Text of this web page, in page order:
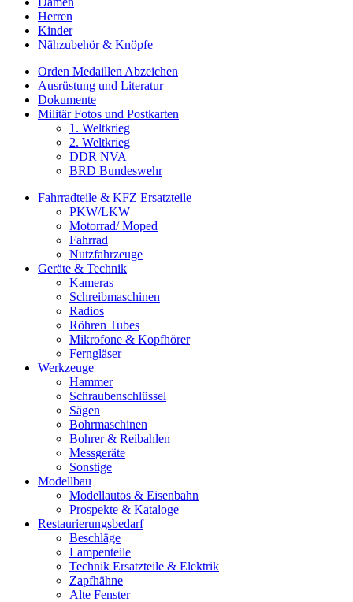
Herren
Kinder
Nähzubehör & Knöpfe
Orden Medaillen Abzeichen
Ausrüstung und Literatur
Dokumente
Militär Fotos und Postkarten
1. Weltkrieg
2. Weltkrieg
DDR NVA
BRD Bundeswehr
Fahrradteile & KFZ Ersatzteile
PKW/LKW
Motorrad/ Moped
Fahrrad
Nutzfahrzeuge
Geräte & Technik
Kameras
Schreibmaschinen
Radios
Röhren Tubes
Mikrofone & Kopfhörer
Ferngläser
Werkzeuge
Hammer
Schraubenschlüssel
Sägen
Bohrmaschinen
Bohrer & Reibahlen
Messgeräte
Sonstige
Modellbau
Modellautos & Eisenbahn
Prospekte & Kataloge
Restaurierungsbedarf
Beschläge
Lampenteile
Technik Ersatzteile & Elektrik
Zapfhähne
Alte Fenster